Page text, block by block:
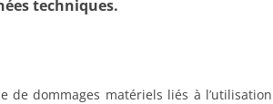
techniques.
dommages matériels liés à l’utilisation